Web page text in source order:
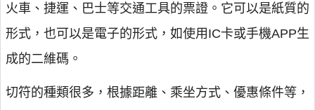
火車、捷運、巴士等交通工具的票證。它可以是紙質的
形式，也可以是電子的形式，如使用IC卡或手機APP生
成的二維碼。
切符的種類很多，根據距離、乘坐方式、優惠條件等，